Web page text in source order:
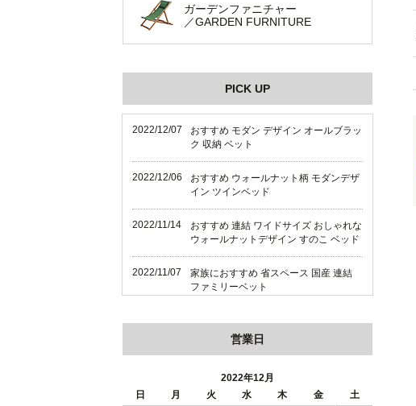
ガーデンファニチャー
／GARDEN FURNITURE
PICK UP
2022/12/07
おすすめ モダン デザイン オールブラッ
ク 収納 ベット
2022/12/06
おすすめ ウォールナット柄 モダンデザ
イン ツインベッド
2022/11/14
おすすめ 連結 ワイドサイズ おしゃれな
ウォールナットデザイン すのこ ベッド
2022/11/07
家族におすすめ 省スペース 国産 連結
ファミリーベット
連結式 ベッド
国産 高さ調整 組立設置付
営業日
2022年12月
日
月 火 水 木 金
土